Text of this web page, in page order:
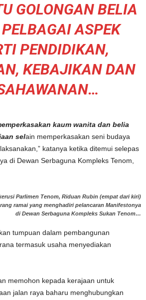
GOLONGAN BELIA
ASPEK
PENDIDIKAN,
KEBAJIKAN DAN
kaum wanita dan belia
selain memperkasakan seni budaya
katanya ketika ditemui selepas
di Dewan Serbaguna Kompleks Tenom,
Parlimen Tenom, Riduan Rubin (empat dari kiri)
ramai yang menghadiri pelancaran Manifestonya
di Dewan Serbaguna Kompleks Sukan Tenom…
tumpuan dalam pembangunan
termasuk usaha menyediakan
memohon kepada kerajaan untuk
jalan raya baharu menghubungkan